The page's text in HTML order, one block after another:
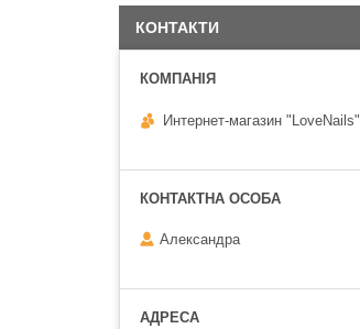
КОНТАКТИ
Интернет-магазин "LoveNails"
Александра